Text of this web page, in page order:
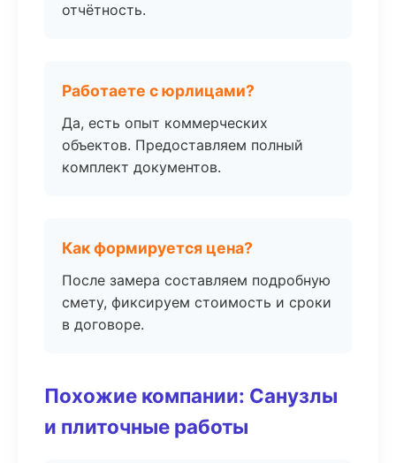
отчётность.
Работаете с юрлицами?
Да, есть опыт коммерческих
объектов. Предоставляем полный
комплект документов.
Как формируется цена?
После замера составляем подробную
смету, фиксируем стоимость и сроки
в договоре.
Похожие компании: Санузлы
и плиточные работы